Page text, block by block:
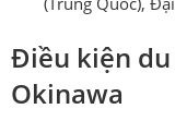
Điều kiện du
Okinawa